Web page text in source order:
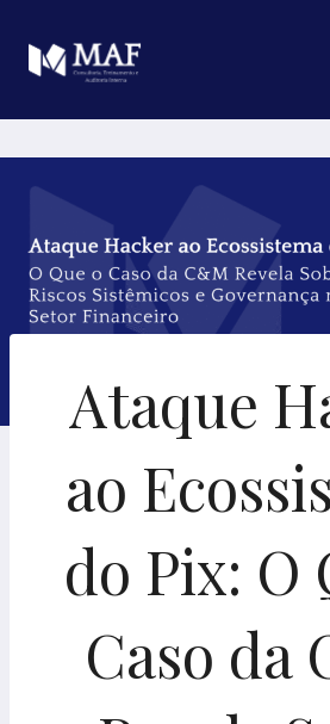
para
Conteúdo
Ataque
ao
do Pix: O
Caso da